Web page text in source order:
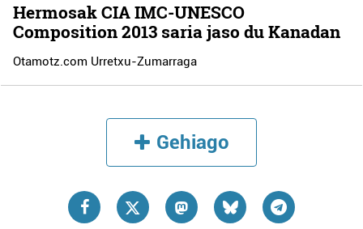
Hermosak CIA IMC-UNESCO
Composition 2013 saria jaso du Kanadan
Otamotz.com Urretxu-Zumarraga
Gehiago